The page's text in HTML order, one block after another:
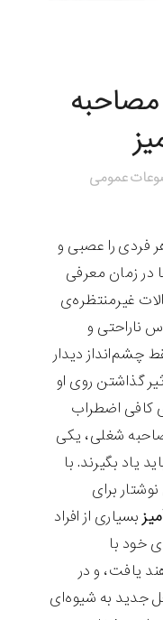
مصاحبه
عمومی
فردی را عصبی و
زمان معرفی
غیرمنتظره‌ی
ناراحتی و
چشم‌انداز دیدار
گذاشتن روی او
کافی اضطراب
شغلی، یکی
یاد بگیرند. با
برای
بسیاری از افراد
خود با
یافت، و در
جدید به شیوه‌ای